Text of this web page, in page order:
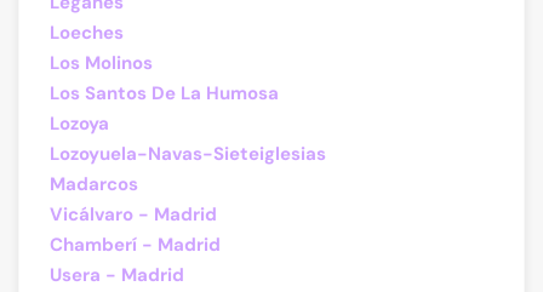
Loeches
Los Molinos
Los Santos De La Humosa
Lozoya
Lozoyuela-Navas-Sieteiglesias
Madarcos
Vicálvaro - Madrid
Chamberí - Madrid
Usera - Madrid